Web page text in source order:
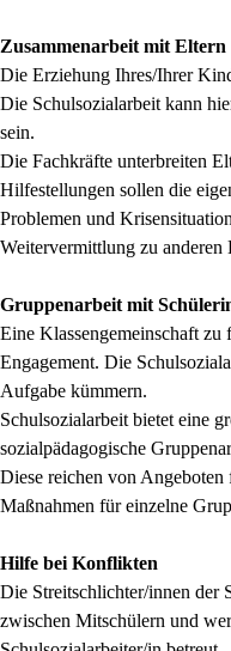
Zusammenarbeit mit Eltern
Die Erziehung Ihres/Ihrer
Die Schulsozialarbeit kann
sein.
Die Fachkräfte unterbreiten
Hilfestellungen sollen die
Problemen und
Weitervermittlung zu anderen
Gruppenarbeit mit
Eine Klassengemeinschaft
Engagement. Die
Aufgabe kümmern.
Schulsozialarbeit bietet eine
sozialpädagogische
Diese reichen von Angeboten
Maßnahmen für einzelne
Hilfe bei Konflikten
Die Streitschlichter/innen der
zwischen Mitschülern und